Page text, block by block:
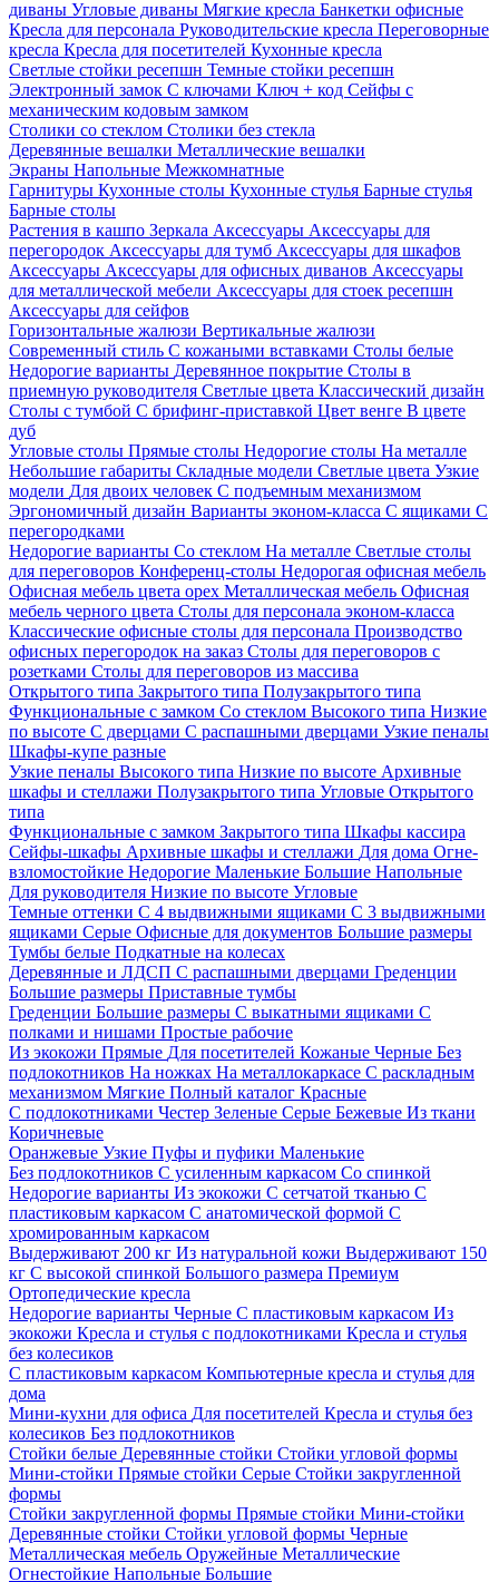
диваны Угловые диваны Мягкие кресла Банкетки офисные
Кресла для персонала Руководительские кресла Переговорные
кресла Кресла для посетителей Кухонные кресла
Светлые стойки ресепшн Темные стойки ресепшн
Электронный замок С ключами Ключ + код Сейфы с
механическим кодовым замком
Столики со стеклом Столики без стекла
Деревянные вешалки Металлические вешалки
Экраны Напольные Межкомнатные
Гарнитуры Кухонные столы Кухонные стулья Барные стулья
Барные столы
Растения в кашпо Зеркала Аксессуары Аксессуары для
перегородок Аксессуары для тумб Аксессуары для шкафов
Аксессуары Аксессуары для офисных диванов Аксессуары
для металлической мебели Аксессуары для стоек ресепшн
Аксессуары для сейфов
Горизонтальные жалюзи Вертикальные жалюзи
Современный стиль С кожаными вставками Столы белые
Недорогие варианты Деревянное покрытие Столы в
приемную руководителя Светлые цвета Классический дизайн
Столы с тумбой С брифинг-приставкой Цвет венге В цвете
дуб
Угловые столы Прямые столы Недорогие столы На металле
Небольшие габариты Складные модели Светлые цвета Узкие
модели Для двоих человек С подъемным механизмом
Эргономичный дизайн Варианты эконом-класса С ящиками С
перегородками
Недорогие варианты Со стеклом На металле Светлые столы
для переговоров Конференц-столы Недорогая офисная мебель
Офисная мебель цвета орех Металлическая мебель Офисная
мебель черного цвета Столы для персонала эконом-класса
Классические офисные столы для персонала Производство
офисных перегородок на заказ Столы для переговоров с
розетками Столы для переговоров из массива
Открытого типа Закрытого типа Полузакрытого типа
Функциональные с замком Со стеклом Высокого типа Низкие
по высоте С дверцами С распашными дверцами Узкие пеналы
Шкафы-купе разные
Узкие пеналы Высокого типа Низкие по высоте Архивные
шкафы и стеллажи Полузакрытого типа Угловые Открытого
типа
Функциональные с замком Закрытого типа Шкафы кассира
Сейфы-шкафы Архивные шкафы и стеллажи Для дома Огне-
взломостойкие Недорогие Маленькие Большие Напольные
Для руководителя Низкие по высоте Угловые
Темные оттенки С 4 выдвижными ящиками С 3 выдвижными
ящиками Серые Офисные для документов Большие размеры
Тумбы белые Подкатные на колесах
Деревянные и ЛДСП С распашными дверцами Греденции
Большие размеры Приставные тумбы
Греденции Большие размеры С выкатными ящиками С
полками и нишами Простые рабочие
Из экокожи Прямые Для посетителей Кожаные Черные Без
подлокотников На ножках На металлокаркасе С раскладным
механизмом Мягкие Полный каталог Красные
С подлокотниками Честер Зеленые Серые Бежевые Из ткани
Коричневые
Оранжевые Узкие Пуфы и пуфики Маленькие
Без подлокотников С усиленным каркасом Со спинкой
Недорогие варианты Из экокожи С сетчатой тканью С
пластиковым каркасом С анатомической формой С
хромированным каркасом
Выдерживают 200 кг Из натуральной кожи Выдерживают 150
кг С высокой спинкой Большого размера Премиум
Ортопедические кресла
Недорогие варианты Черные С пластиковым каркасом Из
экокожи Кресла и стулья с подлокотниками Кресла и стулья
без колесиков
С пластиковым каркасом Компьютерные кресла и стулья для
дома
Мини-кухни для офиса Для посетителей Кресла и стулья без
колесиков Без подлокотников
Стойки белые Деревянные стойки Стойки угловой формы
Мини-стойки Прямые стойки Серые Стойки закругленной
формы
Стойки закругленной формы Прямые стойки Мини-стойки
Деревянные стойки Стойки угловой формы Черные
Металлическая мебель Оружейные Металлические
Огнестойкие Напольные Большие